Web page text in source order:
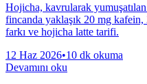
Hojicha, kavrularak
fincanda yaklaşık 20 mg
farkı ve hojicha latte tarifi.
12 Haz 2026•10 dk okuma
Devamını oku